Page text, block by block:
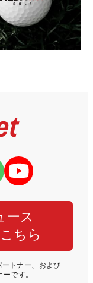
ース
ちら
トナー、および
です。